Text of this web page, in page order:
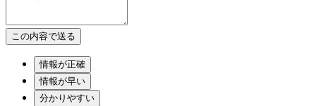
情報が正確
情報が早い
分かりやすい